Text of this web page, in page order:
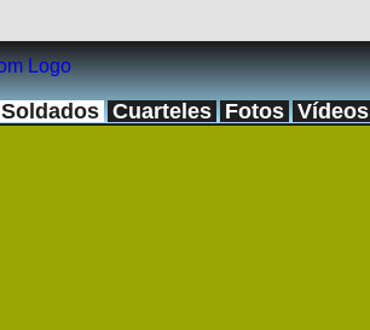
Soldados Cuarteles Fotos Vídeos